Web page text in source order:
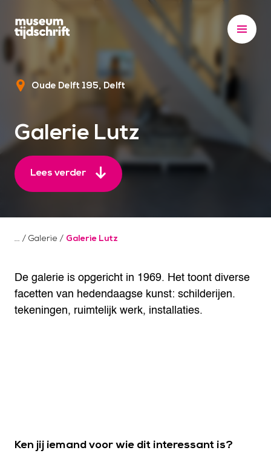
t
Oude Delft 195 Delft
Galerie Lutz
Lees verder
/ Galerie / Galerie Lutz
De galerie is opgericht in 1969. Het toont diverse
facetten van hedendaagse kunst: schilderijen.
tekeningen, ruimtelijk werk, installaties.
Ken jij iemand voor wie dit interessant is?